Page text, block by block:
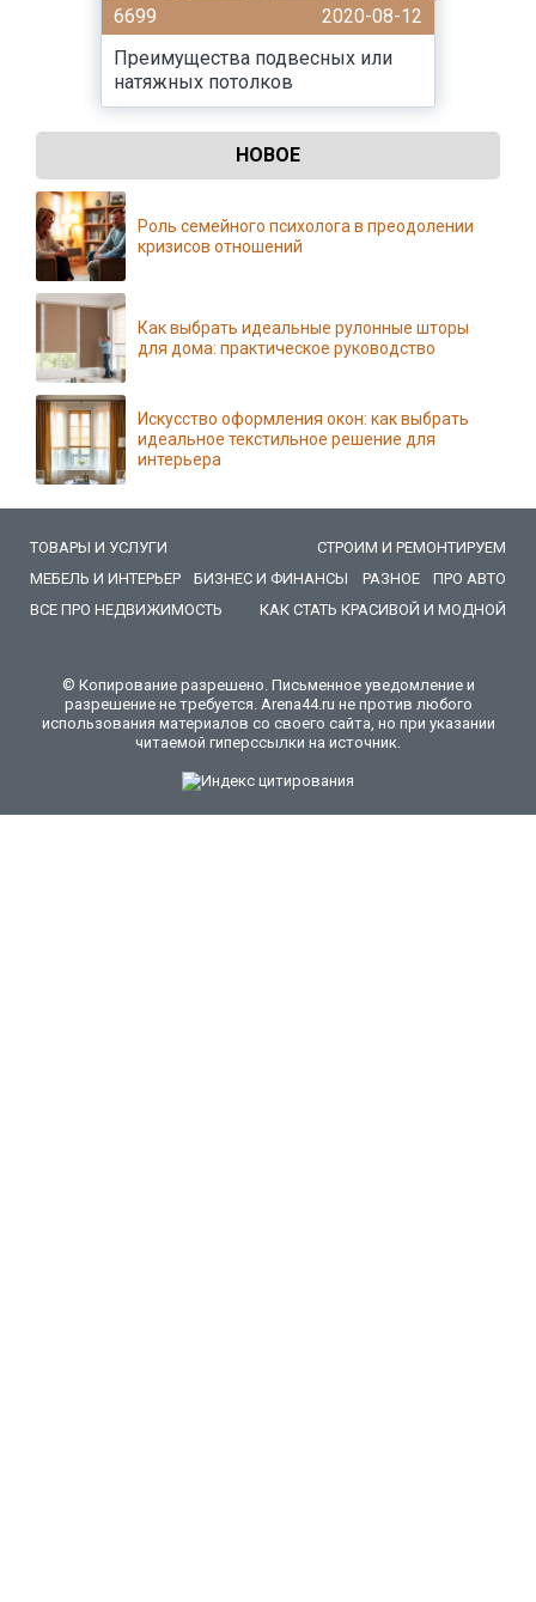
6699
2020-08-12
Преимущества подвесных или
натяжных потолков
НОВОЕ
Роль семейного психолога в преодолении
кризисов отношений
Как выбрать идеальные рулонные шторы
для дома: практическое руководство
Искусство оформления окон: как выбрать
идеальное текстильное решение для
интерьера
ТОВАРЫ И УСЛУГИ
СТРОИМ И РЕМОНТИРУЕМ
МЕБЕЛЬ И ИНТЕРЬЕР
БИЗНЕС И ФИНАНСЫ РАЗНОЕ
ПРО АВТО
ВСЕ ПРО НЕДВИЖИМОСТЬ
КАК СТАТЬ КРАСИВОЙ И МОДНОЙ
© Копирование разрешено. Письменное уведомление и
разрешение не требуется. Arena44.ru не против любого
использования материалов со своего сайта, но при указании
читаемой гиперссылки на источник.